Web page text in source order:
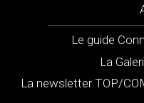
Le guide
La
La newsletter TOP/